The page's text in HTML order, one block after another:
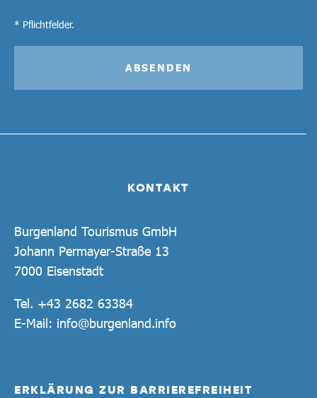
KONTAKT
Burgenland Tourismus GmbH
Johann Permayer-Straße 13
7000 Eisenstadt
Tel. +43 2682 63384
E-Mail: info@burgenland.info
ERKLÄRUNG ZUR BARRIEREFREIHEIT
* Pflichtfelder.
ABSENDEN